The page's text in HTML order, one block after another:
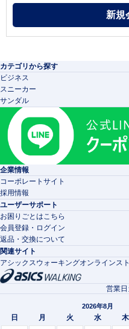
カテゴリから探す
ビジネス
スニーカー
サンダル
企業情報
コーポレートサイト
採用情報
ユーザーサポート
お困りごとはこちら
会員登録・ログイン
返品・交換について
関連サイト
アシックスウォーキングオンラインス
営業
2026年8月
日 月 火 水 木